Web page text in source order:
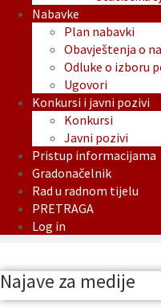
Nabavke
Plan nabavki
Obavještenja o
Odluke o izboru
Ugovori
Konkursi i javni pozivi
Konkursi
Javni pozivi
Pristup informacijama
Gradonačelnik
Rad u radnom tijelu
PRETRAGA
Log in
Najave za medije